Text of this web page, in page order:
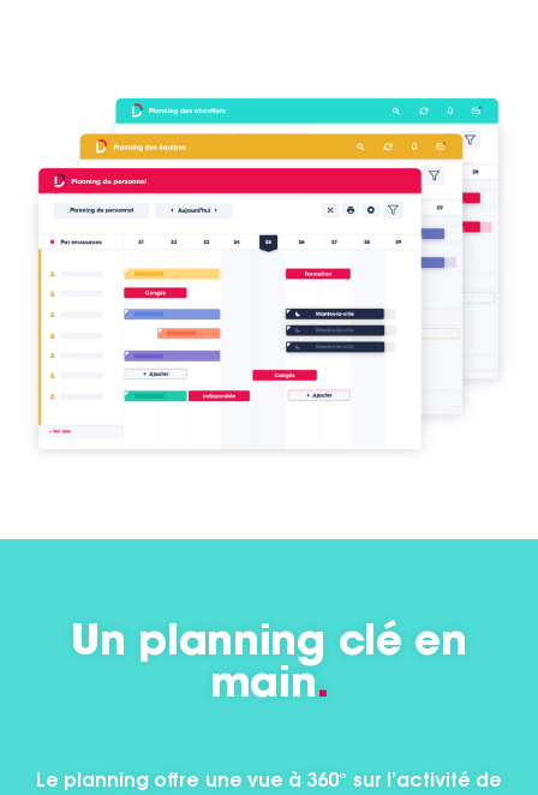
Un planning clé en
main.
Le planning offre une vue à 360° sur l’activité de